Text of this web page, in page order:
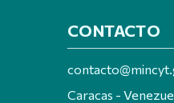
CONTACTO
Caracas -